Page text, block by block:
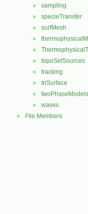
► sampling
► specieTransfer
► surfMesh
►
►
► topoSetSources
► tracking
► triSurface
► twoPhaseModels
► waves
► File Members